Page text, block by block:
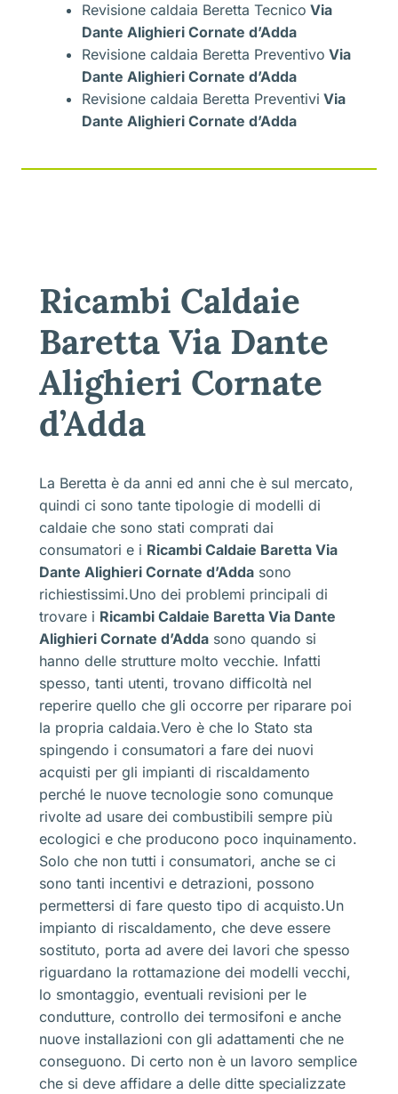
Revisione caldaia Beretta Tecnico Via
Dante Alighieri Cornate d’Adda
Revisione caldaia Beretta Preventivo Via
Dante Alighieri Cornate d’Adda
Revisione caldaia Beretta Preventivi Via
Dante Alighieri Cornate d’Adda
Ricambi Caldaie
Baretta Via Dante
Alighieri Cornate
d’Adda
La Beretta è da anni ed anni che è sul mercato,
quindi ci sono tante tipologie di modelli di
caldaie che sono stati comprati dai
consumatori e i Ricambi Caldaie Baretta Via
Dante Alighieri Cornate d’Adda sono
richiestissimi.Uno dei problemi principali di
trovare i Ricambi Caldaie Baretta Via Dante
Alighieri Cornate d’Adda sono quando si
hanno delle strutture molto vecchie. Infatti
spesso, tanti utenti, trovano difficoltà nel
reperire quello che gli occorre per riparare poi
la propria caldaia.Vero è che lo Stato sta
spingendo i consumatori a fare dei nuovi
acquisti per gli impianti di riscaldamento
perché le nuove tecnologie sono comunque
rivolte ad usare dei combustibili sempre più
ecologici e che producono poco inquinamento.
Solo che non tutti i consumatori, anche se ci
sono tanti incentivi e detrazioni, possono
permettersi di fare questo tipo di acquisto.Un
impianto di riscaldamento, che deve essere
sostituto, porta ad avere dei lavori che spesso
riguardano la rottamazione dei modelli vecchi,
lo smontaggio, eventuali revisioni per le
condutture, controllo dei termosifoni e anche
nuove installazioni con gli adattamenti che ne
conseguono. Di certo non è un lavoro semplice
che si deve affidare a delle ditte specializzate